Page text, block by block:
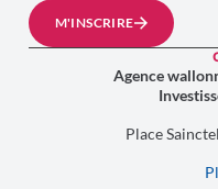
M'INSCRIRE
Agence
Place